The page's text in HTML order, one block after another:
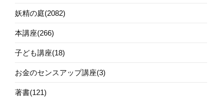
妖精の庭(2082)
本講座(266)
子ども講座(18)
お金のセンスアップ講座(3)
著書(121)